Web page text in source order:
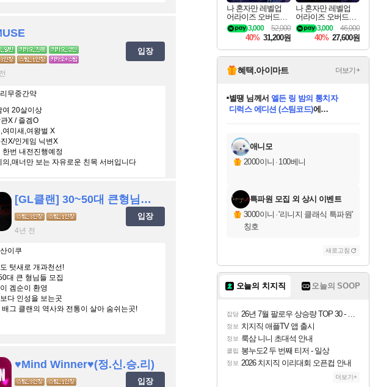
입장
무중간약
여 20살이상
X / 즐겜O
여미새,여왕벌 X
X/인게임 닉변X
한번 내전진행예정
의,매너만 보는 자유로운 친목 서버입니다
[GL클랜] 30~50대 큰형님들 모십니다!
4년 전
입장
이쿠
텃새로 개과천선!
대 큰 형님들 모집
겜순이 환영
다 인성을 보는곳
그 클랜의 역사와 전통이 살아 숨쉬는곳!
♥︎Mind Winner♥︎(정.신.승.리)
입장
나 혼자만 레벨업
어라이즈 오버드라
이브 디럭스 에디션
Solo Leveling Arise
Overdrive Deluxe Edi
tion
52,000
3,000
40% 31,200원
나 혼자만 레벨업
어라이즈 오버드라
이브 Solo Leveling A
rise
46,000
3,000
40% 27,600원
혜택.아이마트 더보기+
교환.
별땡 님께서 엘든 링 밤의 통치자
디럭스 에디션 (스팀코드)에
당첨되셨습니다.
당첨되셨습니다.
당첨되셨습니다.
당첨되셨습니다.
당첨되셨습니다.
당첨되셨습니다.
에디션 (스팀코드)
당첨되셨습니다.
애니모
2000이니 · 100베니
특파원 모집 외 상시 이벤트
3000이니 ·'리니지 클래식 특파원'
칭호
새로고침
오늘의 치지직 오늘의 SOOP
잡담 26년 7월 팔로우 상승량 TOP 30 - 월간 치지직
정보 치지직 애플TV 앱 출시
정보 룩삼 니니 초대석 안내
클립 봉누도2 두 번째 티저 - 일상
정보 2026 치지직 이리대회 오픈컵 안내
더보기+